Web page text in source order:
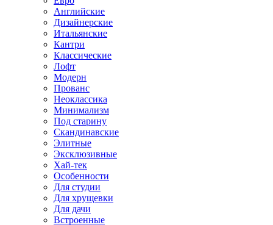
Английские
Дизайнерские
Итальянские
Кантри
Классические
Лофт
Модерн
Прованс
Неоклассика
Минимализм
Под старину
Скандинавские
Элитные
Эксклюзивные
Хай-тек
Особенности
Для студии
Для хрущевки
Для дачи
Встроенные